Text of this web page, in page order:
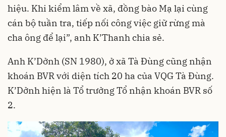
hiệu. Khi kiểm lâm về xã, đồng bào Mạ lại cùng
cán bộ tuần tra, tiếp nối công việc giữ rừng mà
cha ông để lại”, anh K’Thanh chia sẻ.
Anh K’Dởnh (SN 1980), ở xã Tà Đùng cũng nhận
khoán BVR với diện tích 20 ha của VQG Tà Đùng.
K’Dởnh hiện là Tổ trưởng Tổ nhận khoán BVR số
2.